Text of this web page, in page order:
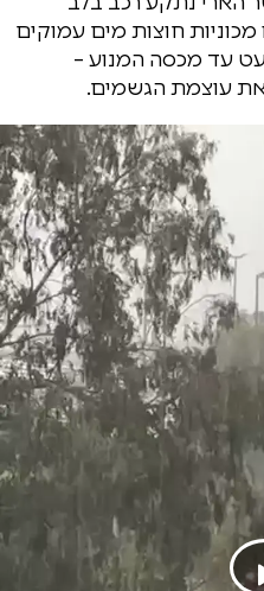
חוצות מים עמוקים
עד מכסה המנוע –
עוצמת הגשמים.